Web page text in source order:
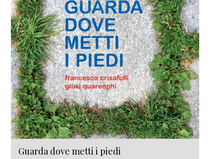
Guarda dove metti i piedi